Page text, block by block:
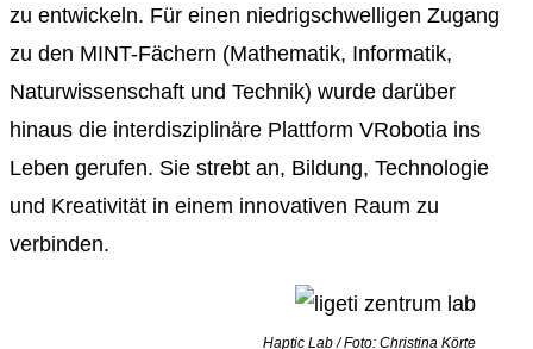
zu entwickeln. Für einen niedrigschwelligen Zugang
zu den MINT-Fächern (Mathematik, Informatik,
Naturwissenschaft und Technik) wurde darüber
hinaus die interdisziplinäre Plattform VRobotia ins
Leben gerufen. Sie strebt an, Bildung, Technologie
und Kreativität in einem innovativen Raum zu
verbinden.
Haptic Lab / Foto: Christina Körte